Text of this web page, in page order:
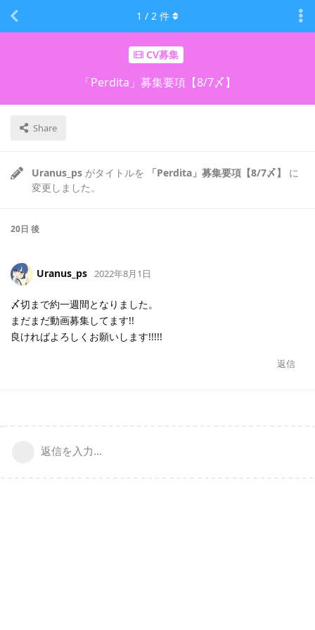
CV募集
「Perdita」募集要項【8/7〆】
Share
1 / 2 件
Uranus_ps がタイトルを 「Perdita」募集要項【8/7〆】
に
変更しました。
20日 後
Uranus_ps 2022年8月1日
〆切まで約一週間となりました。
まだまだ動画募集してます!!
良ければよろしくお願いします!!!!!
返信
返信を入力...